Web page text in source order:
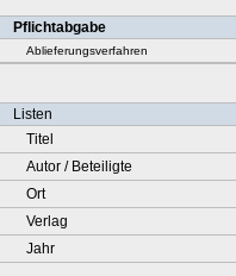
Pflichtabgabe
Ablieferungsverfahren
Listen
Titel
Autor / Beteiligte
Ort
Verlag
Jahr